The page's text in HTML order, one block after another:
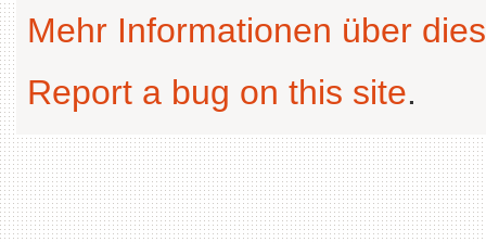
Mehr Informationen über
Report a bug on this site.